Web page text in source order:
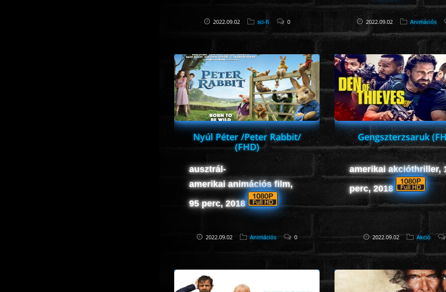
2022.09.02 sci-fi 0 2022.09.02 Animációs
Nyúl Péter /Peter Rabbit/
(FHD)
ausztrál-
amerikai animációs film,
95 perc, 2018
2022.09.02 Animációs 0
Gengszterzsaruk
amerikai akcióthriller,
perc, 2018
2022.09.02 Akció